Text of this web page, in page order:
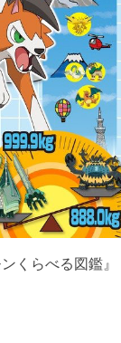
くらべる図鑑』